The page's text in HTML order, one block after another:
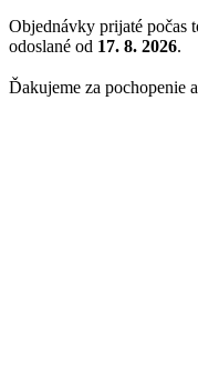
Objednávky prijaté počas
odoslané od 17. 8. 2026.
Ďakujeme za pochopenie